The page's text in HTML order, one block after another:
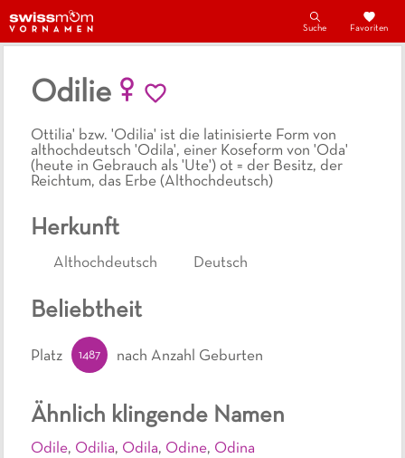
Suche Favoriten
Odilie
Ottilia' bzw. 'Odilia' ist die latinisierte Form von
althochdeutsch 'Odila', einer Koseform von 'Oda'
(heute in Gebrauch als 'Ute') ot = der Besitz, der
Reichtum, das Erbe (Althochdeutsch)
Herkunft
Althochdeutsch Deutsch
Ähnlich klingende Namen
Odile, Odilia, Odila, Odine, Odina
Beliebtheit
Platz 1487 nach Anzahl Geburten